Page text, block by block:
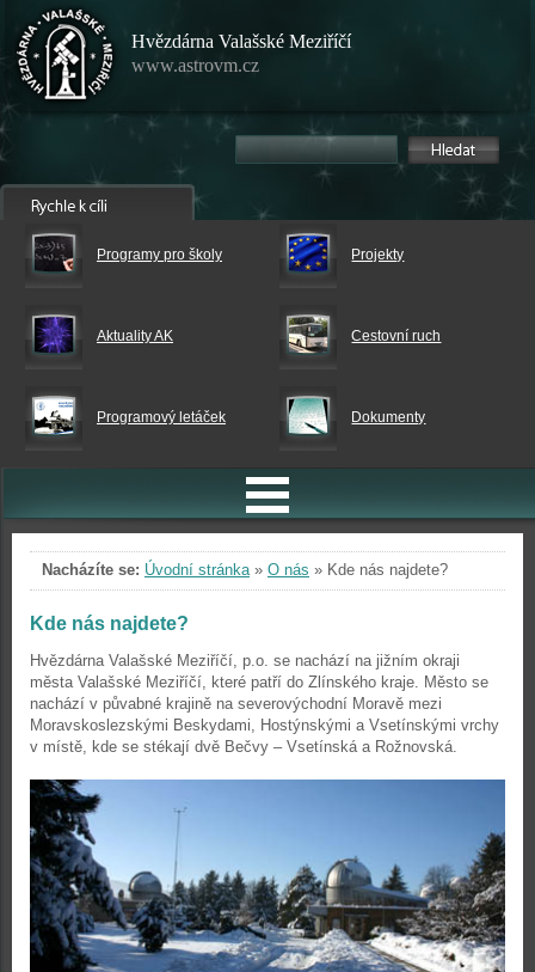
Hvězdárna Valašské Meziříčí
www.astrovm.cz
Programy pro školy Projekty
Aktuality AK Cestovní ruch
Programový letáček Dokumenty
Nacházíte se: Úvodní stránka» O nás » Kde nás najdete?
Kde nás najdete?
Hvězdárna Valašské Meziříčí, p.o. se nachází na jižním okraji
města Valašské Meziříčí, které patří do Zlínského kraje. Město se
nachází v půvabné krajině na severovýchodní Moravě mezi
Moravskoslezskými Beskydami, Hostýnskými a Vsetínskými vrchy
v místě, kde se stékají dvě Bečvy – Vsetínská a Rožnovská.